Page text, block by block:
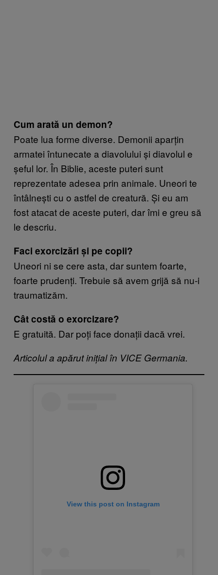
Cum arată un demon?
Poate lua forme diverse. Demonii aparțin
armatei întunecate a diavolului și diavolul e
șeful lor. În Biblie, aceste puteri sunt
reprezentate adesea prin animale. Uneori te
întâlnești cu o astfel de creatură. Și eu am
fost atacat de aceste puteri, dar îmi e greu să
le descriu.
Faci exorcizări și pe copii?
Uneori ni se cere asta, dar suntem foarte,
foarte prudenți. Trebuie să avem grijă să nu-i
traumatizăm.
Cât costă o exorcizare?
E gratuită. Dar poți face donații dacă vrei.
Articolul a apărut inițial în VICE Germania.
View this post on Instagram